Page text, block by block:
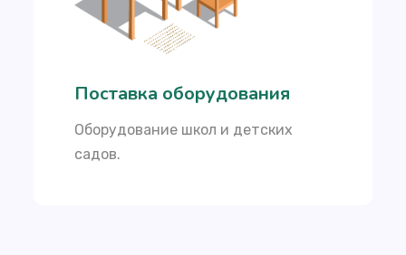
Поставка оборудования
Оборудование школ и детских
садов.